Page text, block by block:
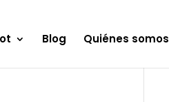
Blog Quiénes somos